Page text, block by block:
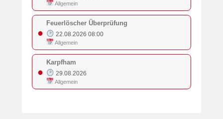
Allgemein
●
Feuerlöscher Überprüfung
22.08.2026 08:00
Allgemein
●
Karpfham
29.08.2026
Allgemein